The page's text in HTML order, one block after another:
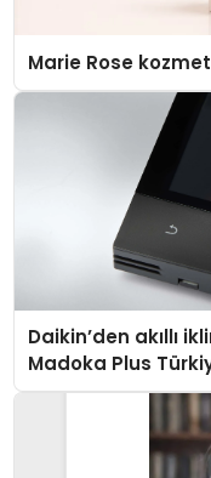
Marie Rose
Daikin’den akıllı
Madoka Plus